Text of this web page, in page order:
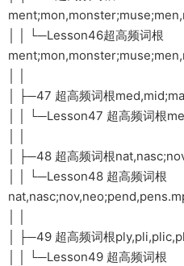
│ │ └─Lesson46超高频词根
│ ├─47 超高频词根
│ │ └─Lesson47 超高频词根
│ ├─48 超高频词根
│ │ └─Lesson48 超高频词根
│ ├─49 超高频词根
│ │ └─Lesson49 超高频词根